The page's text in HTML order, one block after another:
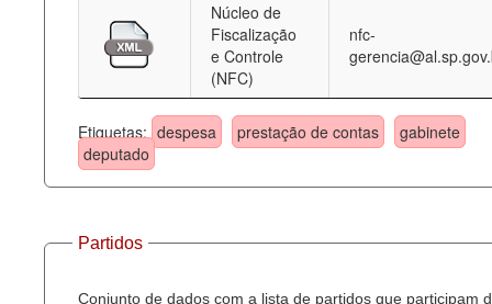
Núcleo de
Fiscalização
e Controle
(NFC)
nfc-
Etiquetas: despesa prestação de contas
gabinete
deputado
Partidos
Conjunto de dados com a lista de partidos que participam